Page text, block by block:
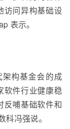
访问异构基础设
表示。
构基金会的成
软件行业健康稳
反哺基础软件和
冯强说。